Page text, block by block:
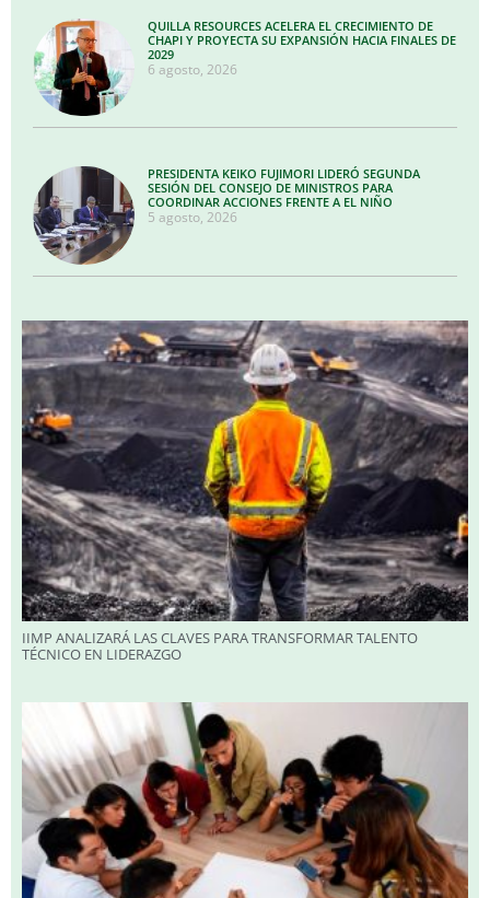
QUILLA RESOURCES ACELERA EL CRECIMIENTO DE
CHAPI Y PROYECTA SU EXPANSIÓN HACIA FINALES DE
2029
6 agosto, 2026
PRESIDENTA KEIKO FUJIMORI LIDERÓ SEGUNDA
SESIÓN DEL CONSEJO DE MINISTROS PARA
COORDINAR ACCIONES FRENTE A EL NIÑO
5 agosto, 2026
IIMP ANALIZARÁ LAS CLAVES PARA TRANSFORMAR TALENTO
TÉCNICO EN LIDERAZGO